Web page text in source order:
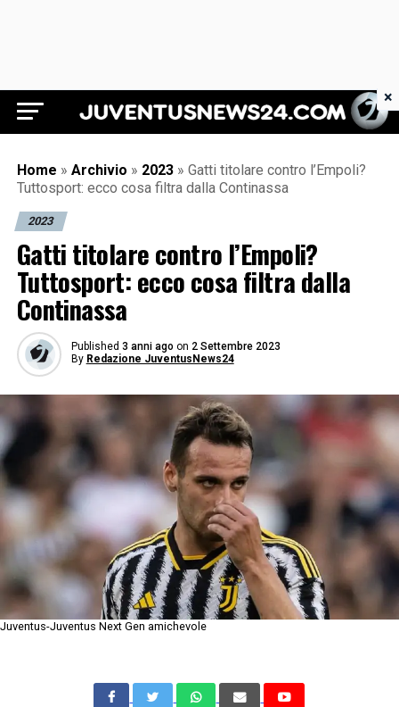
Juventus News 24
Home » Archivio » 2023 » Gatti titolare contro l’Empoli?
Tuttosport: ecco cosa filtra dalla Continassa
2023
Gatti titolare contro l’Empoli?
Tuttosport: ecco cosa filtra dalla
Continassa
Published 3 anni ago on 2 Settembre 2023
By Redazione JuventusNews24
Juventus-Juventus Next Gen amichevole
×